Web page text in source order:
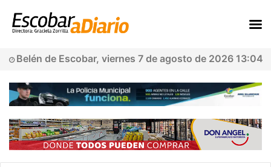
Belén de Escobar, viernes 7 de agosto de 2026 13:04